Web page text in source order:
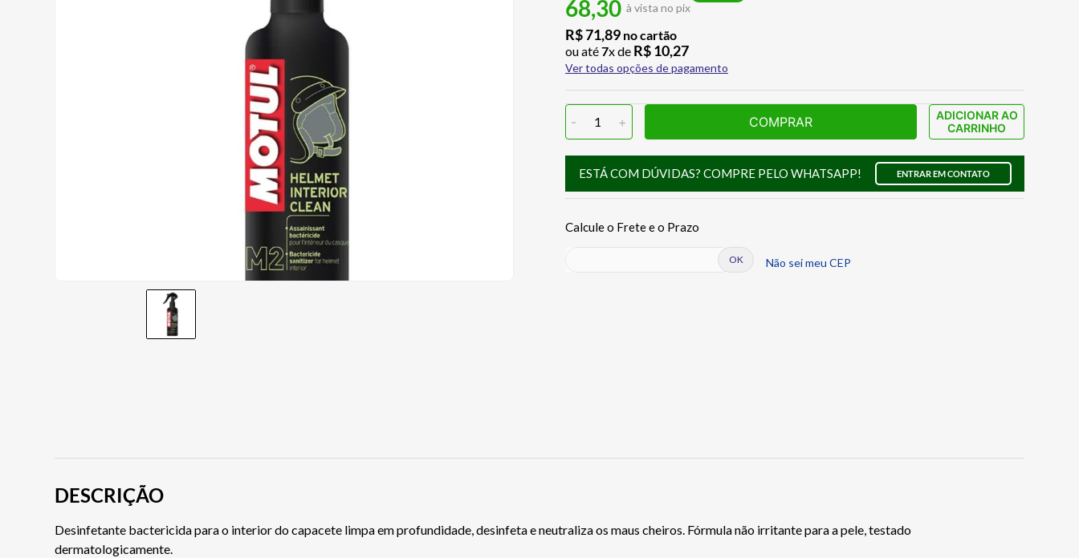
68,30 à vista no pix
R$71,89 no cartão
ou até7x de R$10,27
Ver todas opções de pagamento
- 1 + COMPRAR
ADICIONAR AO
CARRINHO
ESTÁ COM DÚVIDAS? COMPRE PELO WHATSAPP! ENTRAR EM CONTATO
Não sei meu CEP
DESCRIÇÃO
Desinfetante bactericida para o interior do capacete limpa em profundidade, desinfeta e neutraliza os maus cheiros. Fórmula não irritante para a pele, testado
dermatologicamente.